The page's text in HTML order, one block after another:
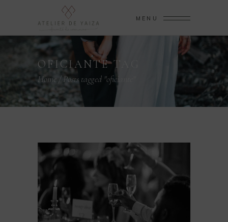
MENU
OFICIANTE TAG
Home/Posts tagged "oficiante"